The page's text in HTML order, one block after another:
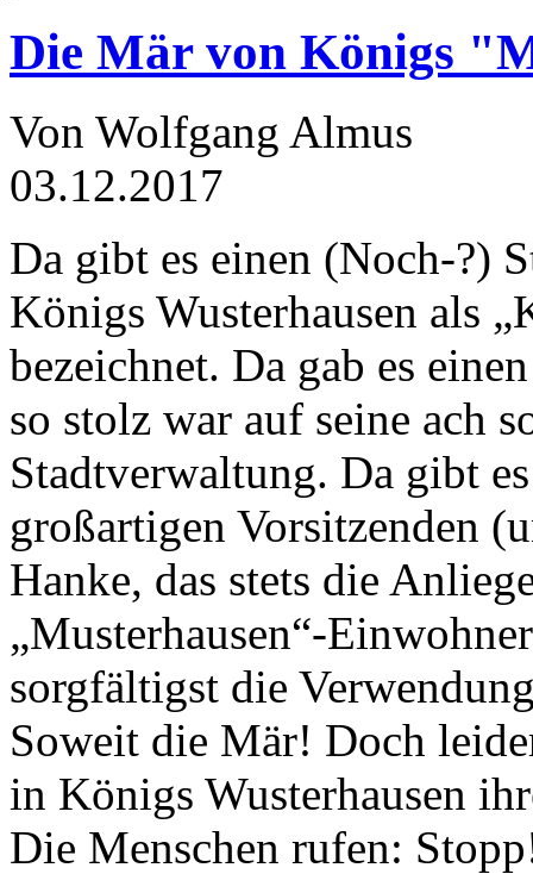
Die Mär von Königs
Von Wolfgang Almus
03.12.2017
Da gibt es einen (Noch-?)
Königs Wusterhausen als
bezeichnet. Da gab es
so stolz war auf seine ach
Stadtverwaltung. Da gibt
großartigen Vorsitzenden
Hanke, das stets die
„Musterhausen“-
sorgfältigst die
Soweit die Mär! Doch
in Königs Wusterhausen
Die Menschen rufen: